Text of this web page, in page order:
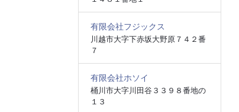
有限会社フジックス
川越市大字下赤坂大野原７４２番
７
有限会社ホソイ
桶川市大字川田谷３３９８番地の
１３